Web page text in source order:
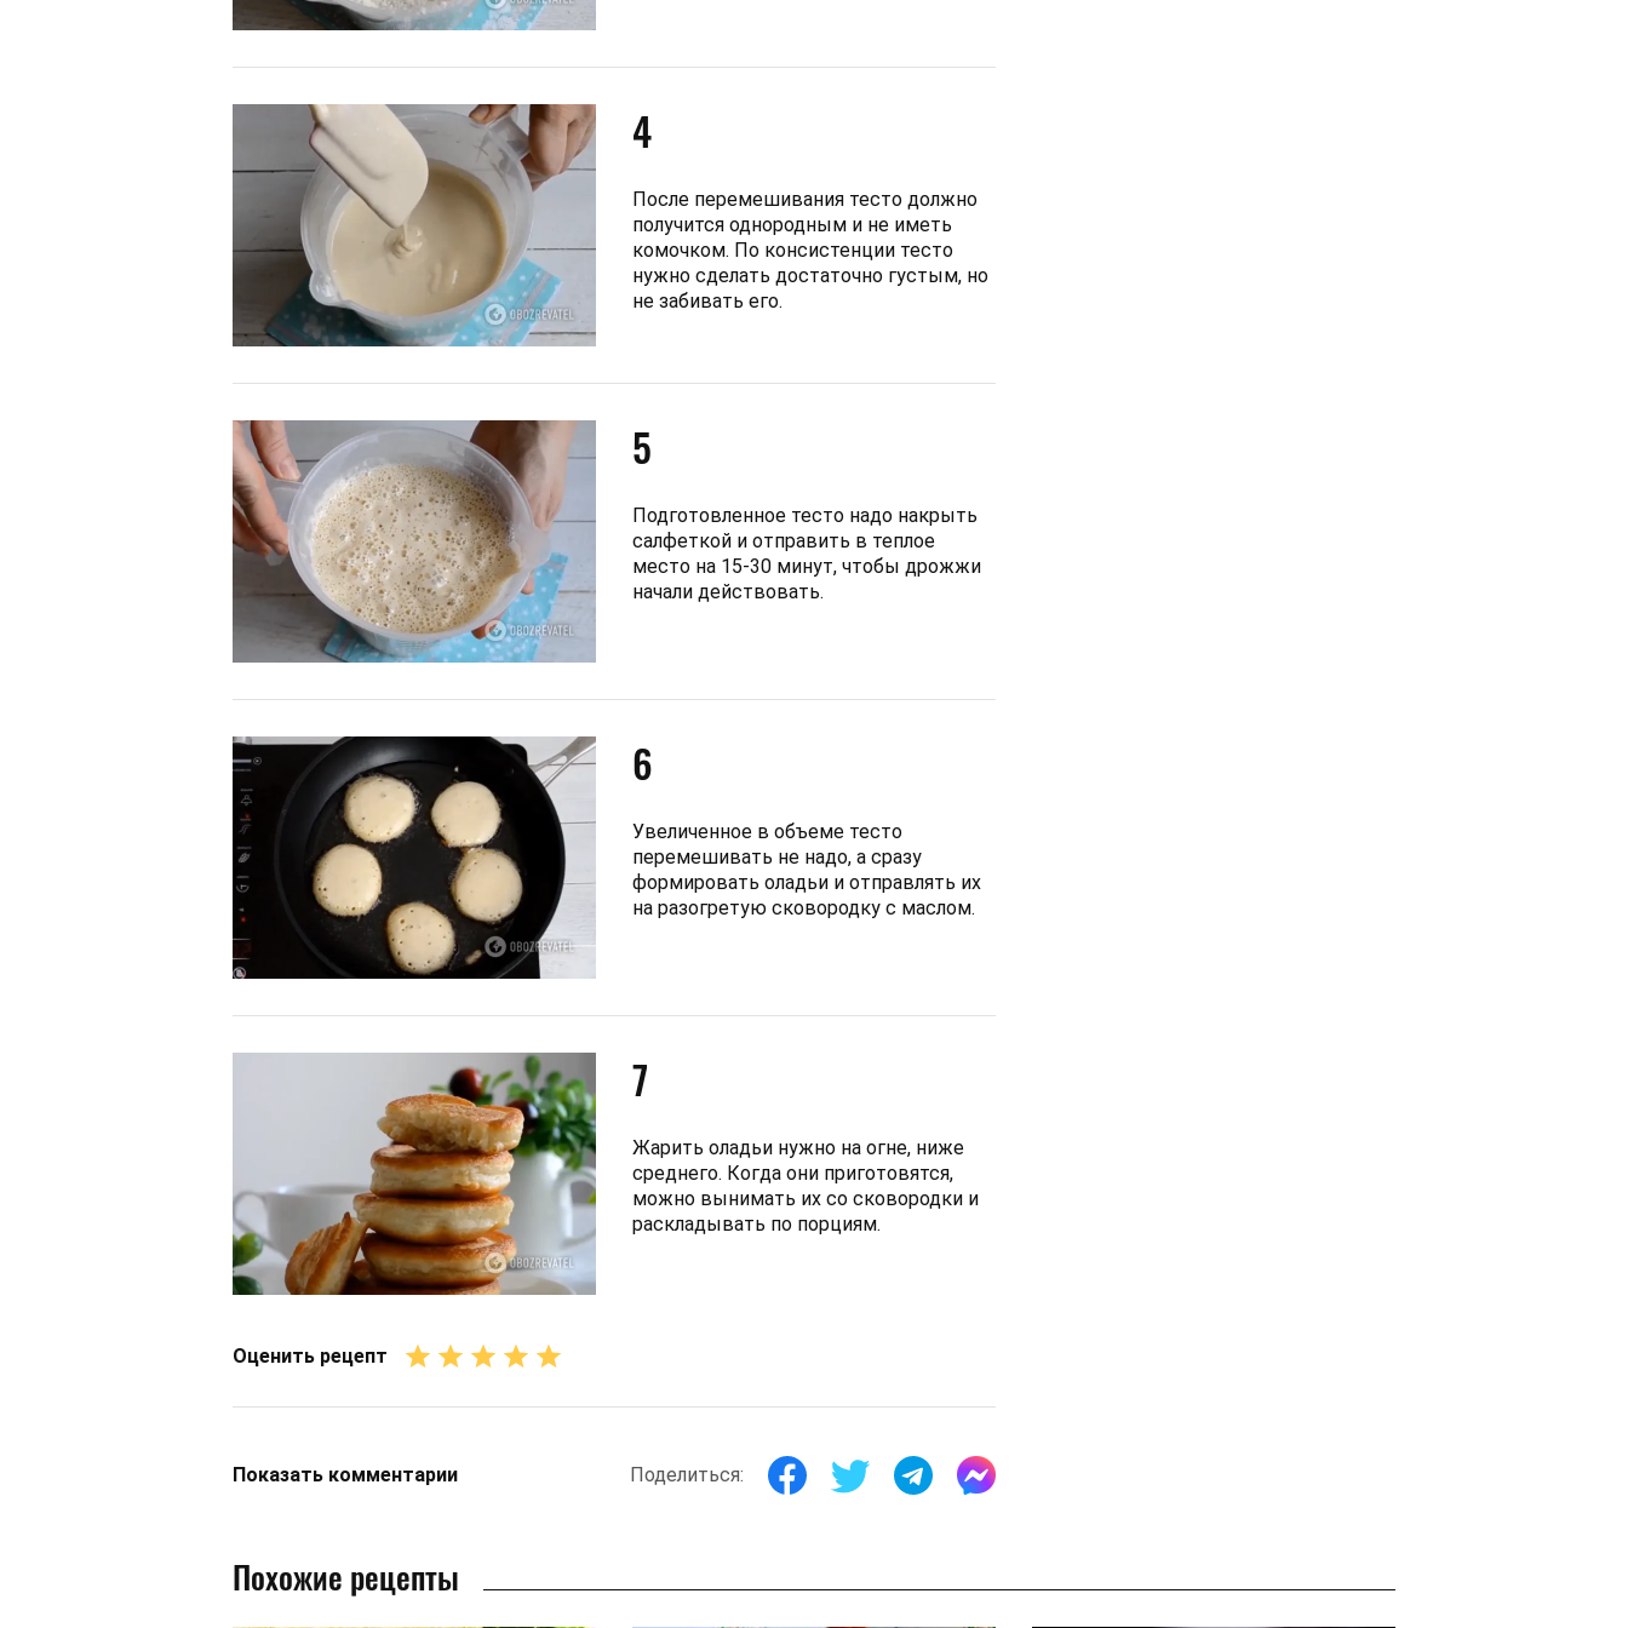
4
После перемешивания тесто должно
получится однородным и не иметь
комочком. По консистенции тесто
нужно сделать достаточно густым, но
не забивать его.
5
Подготовленное тесто надо накрыть
салфеткой и отправить в теплое
место на 15-30 минут, чтобы дрожжи
начали действовать.
6
Увеличенное в объеме тесто
перемешивать не надо, а сразу
формировать оладьи и отправлять их
на разогретую сковородку с маслом.
7
Жарить оладьи нужно на огне, ниже
среднего. Когда они приготовятся,
можно вынимать их со сковородки и
раскладывать по порциям.
Оценить рецепт
Показать комментарии Поделиться:
Похожие рецепты